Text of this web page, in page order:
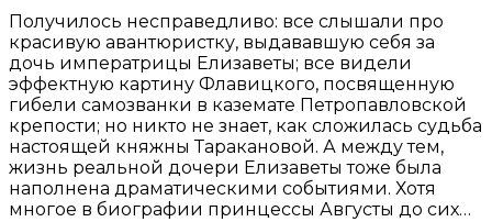
Получилось несправедливо: все слышали про
красивую авантюристку, выдававшую себя за
дочь императрицы Елизаветы; все видели
эффектную картину Флавицкого, посвященную
гибели самозванки в каземате Петропавловской
крепости; но никто не знает, как сложилась судьба
настоящей княжны Таракановой. А между тем,
жизнь реальной дочери Елизаветы тоже была
наполнена драматическими событиями. Хотя
многое в биографии принцессы Августы до сих…